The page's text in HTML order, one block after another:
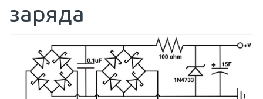
заряда